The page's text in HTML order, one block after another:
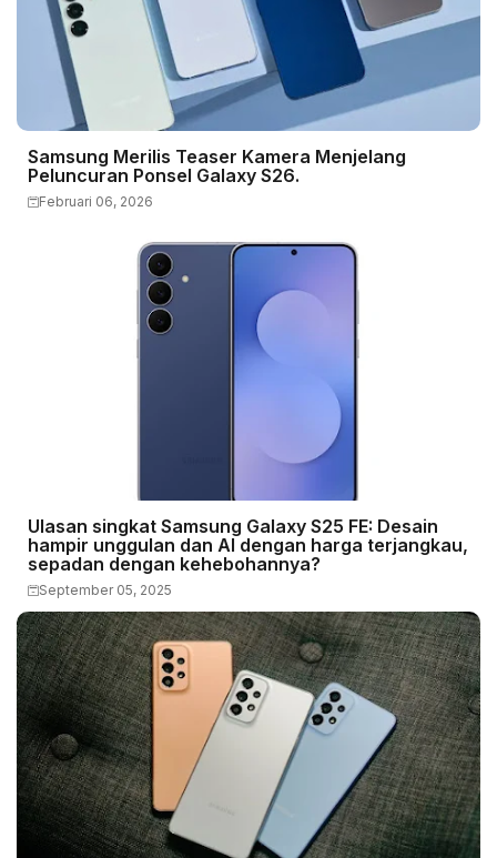
Samsung Merilis Teaser Kamera Menjelang
Peluncuran Ponsel Galaxy S26.
Februari 06, 2026
Ulasan singkat Samsung Galaxy S25 FE: Desain
hampir unggulan dan AI dengan harga terjangkau,
sepadan dengan kehebohannya?
September 05, 2025